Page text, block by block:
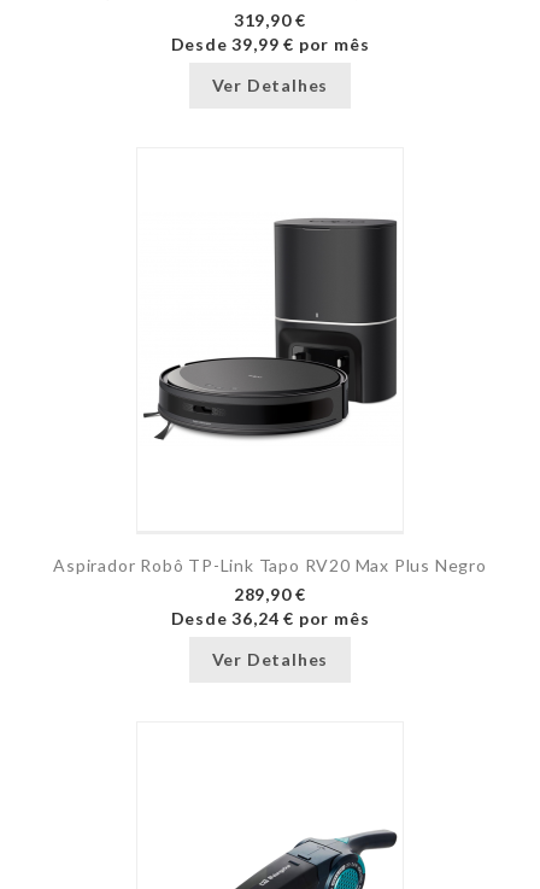
319,90 €
Desde39,99 € por mês
Ver Detalhes
Aspirador Robô TP-Link Tapo RV20 Max Plus Negro
289,90 €
Desde36,24 € por mês
Ver Detalhes